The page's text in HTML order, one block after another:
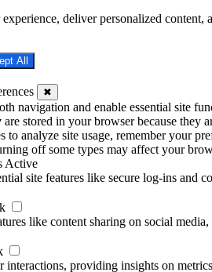
deliver personalized
All
✖
navigation and enable essential site
are stored in your browser because they
to analyze site usage, remember your
off some types may affect your
Active
site features like secure log-ins and
like content sharing on social
providing insights on